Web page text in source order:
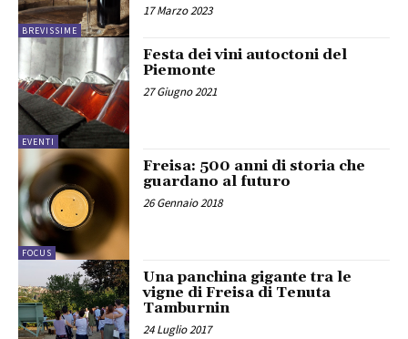
BREVISSIME
17 Marzo 2023
EVENTI
Festa dei vini autoctoni del
Piemonte
27 Giugno 2021
FOCUS
Freisa: 500 anni di storia che
guardano al futuro
26 Gennaio 2018
Una panchina gigante tra le
vigne di Freisa di Tenuta
Tamburnin
24 Luglio 2017